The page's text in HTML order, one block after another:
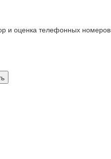
и оценка телефонных номеров